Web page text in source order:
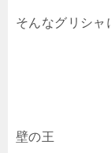
そんなグリシャ
壁の王